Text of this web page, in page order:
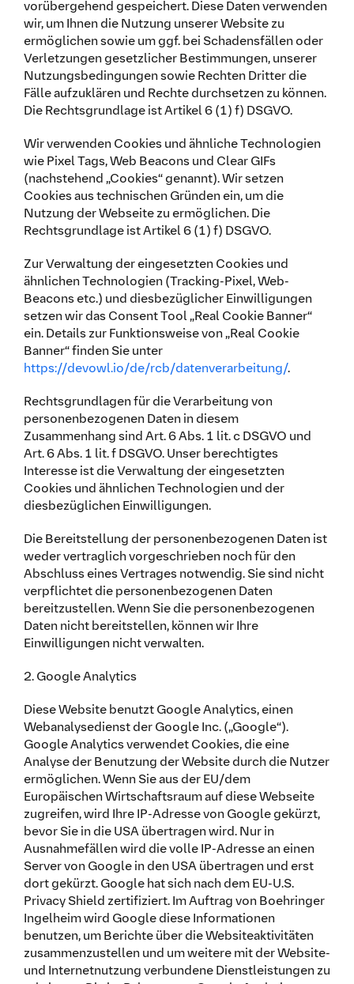
vorübergehend gespeichert. Diese Daten verwenden
wir, um Ihnen die Nutzung unserer Website zu
ermöglichen sowie um ggf. bei Schadensfällen oder
Verletzungen gesetzlicher Bestimmungen, unserer
Nutzungsbedingungen sowie Rechten Dritter die
Fälle aufzuklären und Rechte durchsetzen zu können.
Die Rechtsgrundlage ist Artikel 6 (1) f) DSGVO.
Wir verwenden Cookies und ähnliche Technologien
wie Pixel Tags, Web Beacons und Clear GIFs
(nachstehend „Cookies“ genannt). Wir setzen
Cookies aus technischen Gründen ein, um die
Nutzung der Webseite zu ermöglichen. Die
Rechtsgrundlage ist Artikel 6 (1) f) DSGVO.
Zur Verwaltung der eingesetzten Cookies und
ähnlichen Technologien (Tracking-Pixel, Web-
Beacons etc.) und diesbezüglicher Einwilligungen
setzen wir das Consent Tool „Real Cookie Banner“
ein. Details zur Funktionsweise von „Real Cookie
Banner“ finden Sie unter
https://devowl.io/de/rcb/datenverarbeitung/.
Rechtsgrundlagen für die Verarbeitung von
personenbezogenen Daten in diesem
Zusammenhang sind Art. 6 Abs. 1 lit. c DSGVO und
Art. 6 Abs. 1 lit. f DSGVO. Unser berechtigtes
Interesse ist die Verwaltung der eingesetzten
Cookies und ähnlichen Technologien und der
diesbezüglichen Einwilligungen.
Die Bereitstellung der personenbezogenen Daten ist
weder vertraglich vorgeschrieben noch für den
Abschluss eines Vertrages notwendig. Sie sind nicht
verpflichtet die personenbezogenen Daten
bereitzustellen. Wenn Sie die personenbezogenen
Daten nicht bereitstellen, können wir Ihre
Einwilligungen nicht verwalten.
2. Google Analytics
Diese Website benutzt Google Analytics, einen
Webanalysedienst der Google Inc. („Google“).
Google Analytics verwendet Cookies, die eine
Analyse der Benutzung der Website durch die Nutzer
ermöglichen. Wenn Sie aus der EU/dem
Europäischen Wirtschaftsraum auf diese Webseite
zugreifen, wird Ihre IP-Adresse von Google gekürzt,
bevor Sie in die USA übertragen wird. Nur in
Ausnahmefällen wird die volle IP-Adresse an einen
Server von Google in den USA übertragen und erst
dort gekürzt. Google hat sich nach dem EU-U.S.
Privacy Shield zertifiziert. Im Auftrag von Boehringer
Ingelheim wird Google diese Informationen
benutzen, um Berichte über die Websiteaktivitäten
zusammenzustellen und um weitere mit der Website-
und Internetnutzung verbundene Dienstleistungen zu